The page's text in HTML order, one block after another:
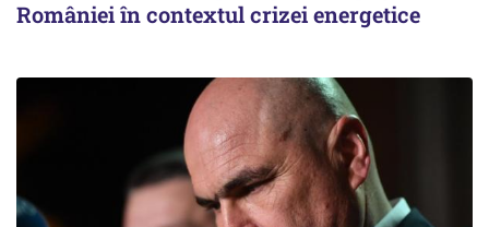
României în contextul crizei energetice